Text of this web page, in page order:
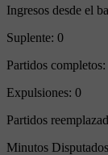
Ingresos desde el
Suplente: 0
Partidos completos:
Expulsiones: 0
Partidos
Minutos